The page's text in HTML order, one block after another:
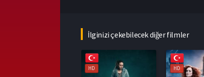
İlginizi çekebilecek diğer filmler
HD HD